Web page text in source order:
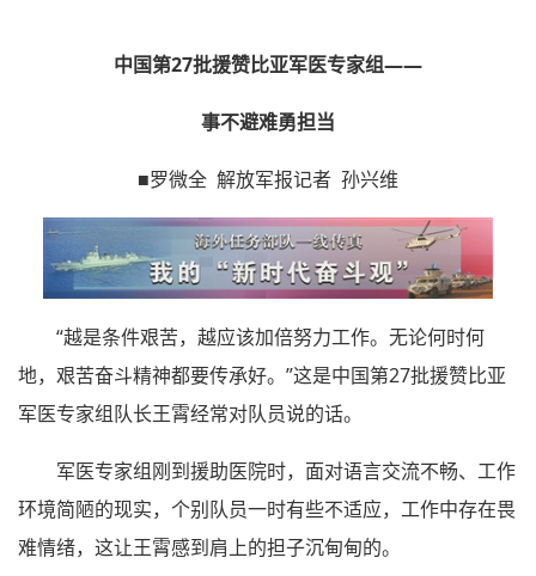
中国第27批援赞比亚军医专家组——
事不避难勇担当
■罗微全 解放军报记者 孙兴维
“越是条件艰苦，越应该加倍努力工作。无论何时何
地，艰苦奋斗精神都要传承好。”这是中国第27批援赞比亚
军医专家组队长王霄经常对队员说的话。
军医专家组刚到援助医院时，面对语言交流不畅、工作
环境简陋的现实，个别队员一时有些不适应，工作中存在畏
难情绪，这让王霄感到肩上的担子沉甸甸的。